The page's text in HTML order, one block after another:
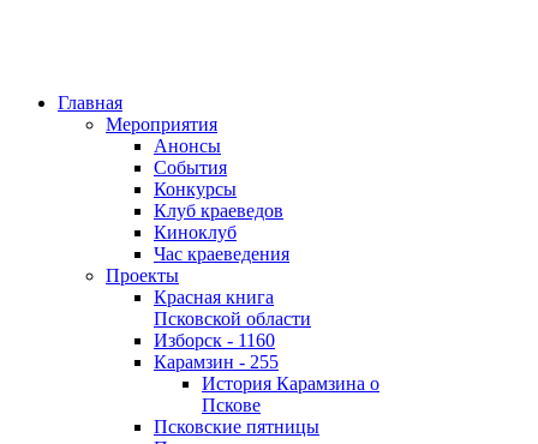
Главная
Мероприятия
Анонсы
События
Конкурсы
Клуб краеведов
Киноклуб
Час краеведения
Проекты
Красная книга
Псковской области
Изборск - 1160
Карамзин - 255
История Карамзина о
Пскове
Псковские пятницы